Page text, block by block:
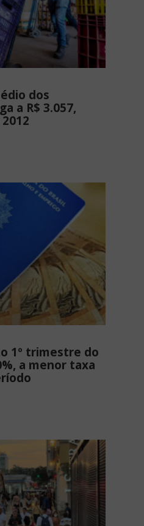
dos
a R$ 3.057,
1º trimestre do
a menor taxa